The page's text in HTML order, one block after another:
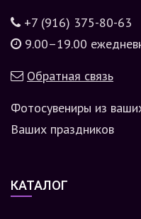
+7 (916) 375-80-63
9.00–19.00
Обратная связь
Фотосувениры из
Ваших праздников
КАТАЛОГ